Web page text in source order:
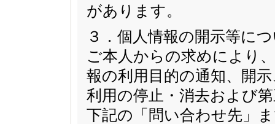
があります。
３．個人情報の開示等に
ご本人からの求めにより
報の利用目的の通知、開
利用の停止・消去および
下記の「問い合わせ先」